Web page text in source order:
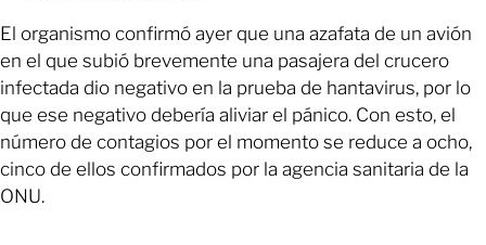
El organismo confirmó ayer que una azafata de un avión
en el que subió brevemente una pasajera del crucero
infectada dio negativo en la prueba de hantavirus, por lo
que ese negativo debería aliviar el pánico. Con esto, el
número de contagios por el momento se reduce a ocho,
cinco de ellos confirmados por la agencia sanitaria de la
ONU.